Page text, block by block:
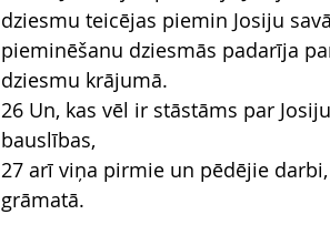
dziesmu teicējas piemin Josiju
pieminēšanu dziesmās padarīja
dziesmu krājumā.
26 Un, kas vēl ir stāstāms par
bauslības,
27 arī viņa pirmie un pēdējie
grāmatā.